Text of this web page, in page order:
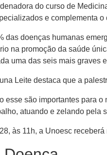
do curso de
e complementa
das doenças humanas
na promoção da saúde
uma das seis mais graves
Leite destaca que a
esse são importantes para o
atuando e zelando
às 11h, a Unoesc